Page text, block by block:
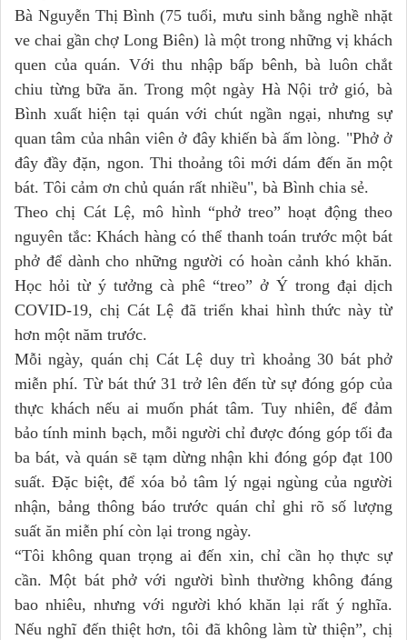
Bà Nguyễn Thị Bình (75 tuổi, mưu sinh bằng nghề nhặt
ve chai gần chợ Long Biên) là một trong những vị khách
quen của quán. Với thu nhập bấp bênh, bà luôn chắt
chiu từng bữa ăn. Trong một ngày Hà Nội trở gió, bà
Bình xuất hiện tại quán với chút ngần ngại, nhưng sự
quan tâm của nhân viên ở đây khiến bà ấm lòng. "Phở ở
đây đầy đặn, ngon. Thi thoảng tôi mới dám đến ăn một
bát. Tôi cảm ơn chủ quán rất nhiều", bà Bình chia sẻ.
Theo chị Cát Lệ, mô hình “phở treo” hoạt động theo
nguyên tắc: Khách hàng có thể thanh toán trước một bát
phở để dành cho những người có hoàn cảnh khó khăn.
Học hỏi từ ý tưởng cà phê “treo” ở Ý trong đại dịch
COVID-19, chị Cát Lệ đã triển khai hình thức này từ
hơn một năm trước.
Mỗi ngày, quán chị Cát Lệ duy trì khoảng 30 bát phở
miễn phí. Từ bát thứ 31 trở lên đến từ sự đóng góp của
thực khách nếu ai muốn phát tâm. Tuy nhiên, để đảm
bảo tính minh bạch, mỗi người chỉ được đóng góp tối đa
ba bát, và quán sẽ tạm dừng nhận khi đóng góp đạt 100
suất. Đặc biệt, để xóa bỏ tâm lý ngại ngùng của người
nhận, bảng thông báo trước quán chỉ ghi rõ số lượng
suất ăn miễn phí còn lại trong ngày.
“Tôi không quan trọng ai đến xin, chỉ cần họ thực sự
cần. Một bát phở với người bình thường không đáng
bao nhiêu, nhưng với người khó khăn lại rất ý nghĩa.
Nếu nghĩ đến thiệt hơn, tôi đã không làm từ thiện”, chị